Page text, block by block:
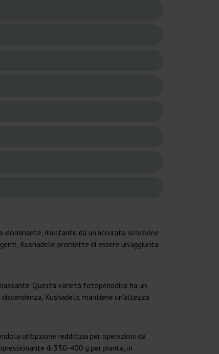
dominante, risultante da un'accurata selezione
Kushadelic promette di essere un'aggiunta
Questa varietà fotoperiodica ha un
Kushadelic mantiene un'altezza
un'opzione redditizia per operazioni da
di 350-400 g per pianta, in